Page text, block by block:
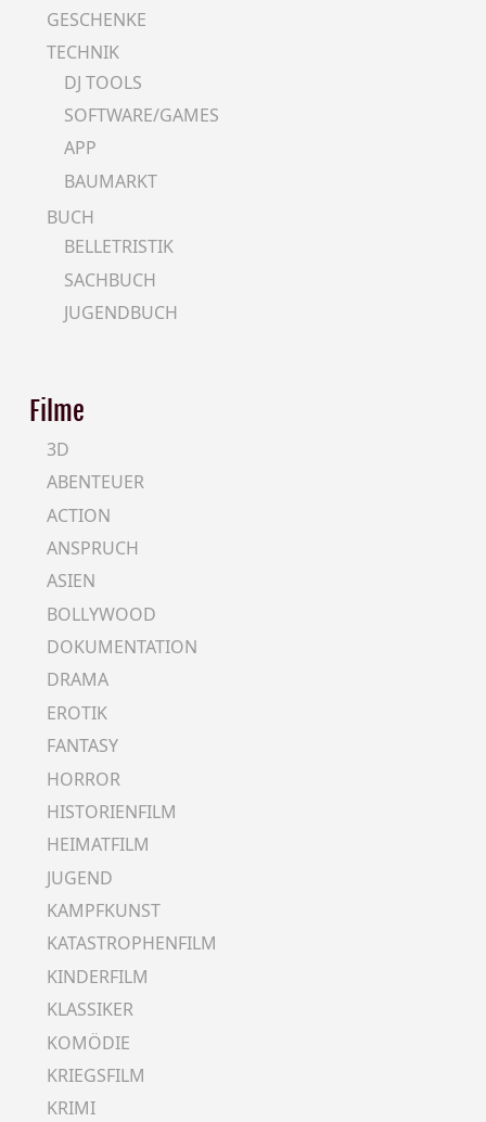
GESCHENKE
TECHNIK
DJ TOOLS
SOFTWARE/GAMES
APP
BAUMARKT
BUCH
BELLETRISTIK
SACHBUCH
JUGENDBUCH
Filme
3D
ABENTEUER
ACTION
ANSPRUCH
ASIEN
BOLLYWOOD
DOKUMENTATION
DRAMA
EROTIK
FANTASY
HORROR
HISTORIENFILM
HEIMATFILM
JUGEND
KAMPFKUNST
KATASTROPHENFILM
KINDERFILM
KLASSIKER
KOMÖDIE
KRIEGSFILM
KRIMI